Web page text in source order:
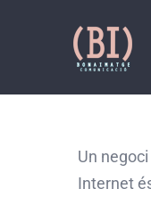
Un
Internet